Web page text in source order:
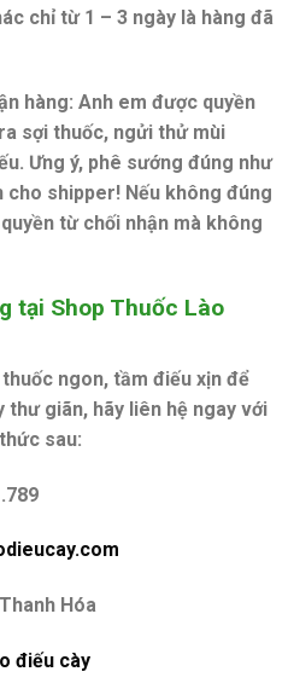
chỉ từ 1 – 3 ngày là hàng đã
hàng: Anh em được quyền
sợi thuốc, ngửi thử mùi
Ưng ý, phê sướng đúng như
cho shipper!Nếu không đúng
từ chối nhận mà không
tại Shop Thuốc Lào
ngon, tầm điếu xịn để
thư giãn, hãy liên hệ ngay với
sau:
Hóa
điếu cày